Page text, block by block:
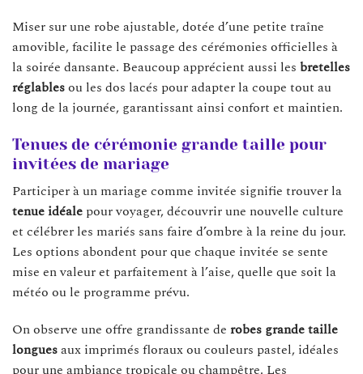
Miser sur une robe ajustable, dotée d’une petite traîne
amovible, facilite le passage des cérémonies officielles à
la soirée dansante. Beaucoup apprécient aussi les bretelles
réglablesou les dos lacés pour adapter la coupe tout au
long de la journée, garantissant ainsi confort et maintien.
Tenues de cérémonie grande taille pour
invitées de mariage
Participer à un mariage comme invitée signifie trouver la
tenue idéale pour voyager, découvrir une nouvelle culture
et célébrer les mariés sans faire d’ombre à la reine du jour.
Les options abondent pour que chaque invitée se sente
mise en valeur et parfaitement à l’aise, quelle que soit la
météo ou le programme prévu.
On observe une offre grandissante de robes grande taille
longuesaux imprimés floraux ou couleurs pastel, idéales
pour une ambiance tropicale ou champêtre. Les